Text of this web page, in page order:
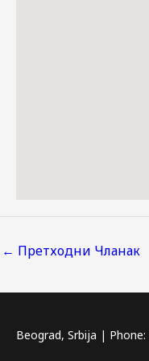
← Претходни Чланак
Beograd, Srbija |